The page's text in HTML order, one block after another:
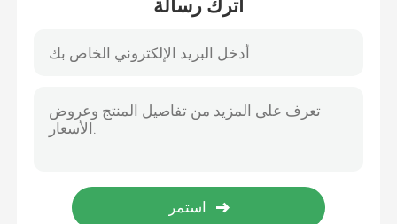
فيلم عزل المباني
اترك رسالة